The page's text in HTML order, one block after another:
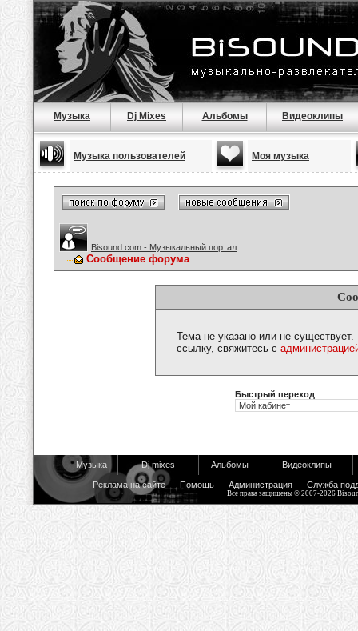
Музыка Dj Mixes Альбомы Видеоклипы
Музыка пользователей Моя музыка
Bisound.com - Музыкальный портал
Сообщение форума
Тема не указано или не
ссылку, свяжитесь с
Быстрый переход
Музыка Dj mixes Альбомы Видеоклипы
Реклама на сайте Помощь Администрация Служба
Все права защищены © 2007-2026